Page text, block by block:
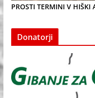
PROSTI TERMINI V HIŠKI
Donatorji